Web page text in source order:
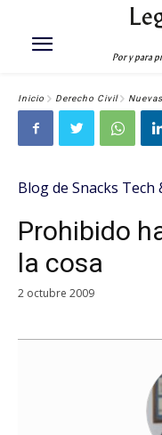
Por y para
Inicio Derecho Civil
Blog de Snacks Tech
Prohibido
la cosa
2 octubre 2009